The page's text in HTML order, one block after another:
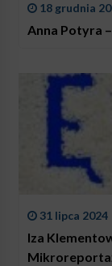
18 grudnia
Anna Potyra
31 lipca 2024
Iza